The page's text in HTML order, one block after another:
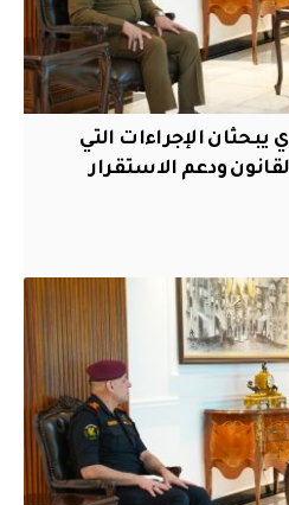
الإجراءات التي
ودعم الاستقرار